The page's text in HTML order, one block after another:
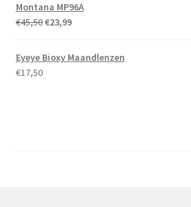
Montana MP96A
€45,50Oorspronkelijke
was:
€23,99Huidige
is:
Eyeye Bioxy Maandlenzen
€17,50